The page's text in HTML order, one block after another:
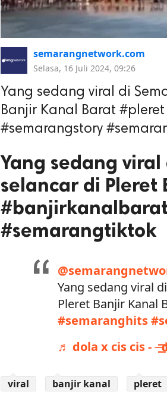
semarangnetwork.com
Selasa, 16 Juli 2024, 09:26
Yang sedang viral di
Banjir Kanal Barat
#semarangstory
Yang sedang
selancar di Pleret
#semarangtiktok
Yang sedang viral
Pleret Banjir Kanal
#semaranghits
♬ dola x cis cis -
viral banjir kanal pleret